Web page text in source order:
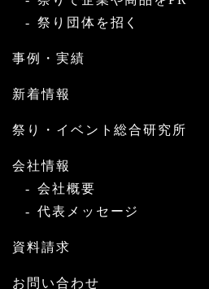
祭り団体を招く
事例・実績
新着情報
祭り・イベント総合研究所
会社情報
会社概要
代表メッセージ
資料請求
お問い合わせ